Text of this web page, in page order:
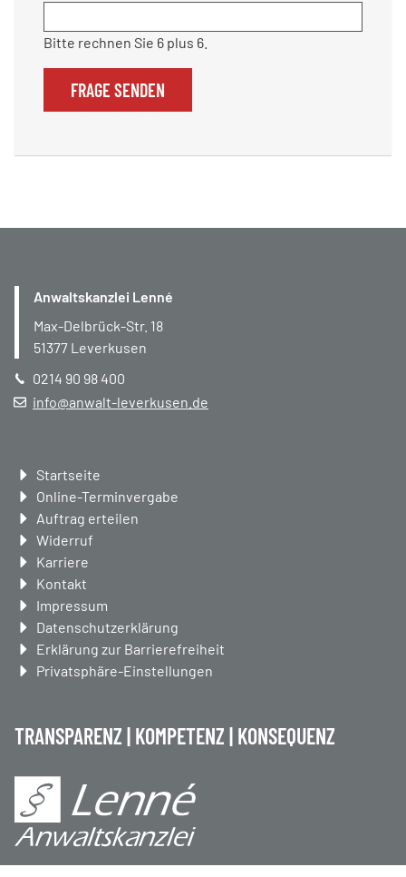
Bitte rechnen Sie 6 plus 6.
FRAGE SENDEN
Anwaltskanzlei Lenné
Max-Delbrück-Str. 18
51377 Leverkusen
0214 90 98 400
info@anwalt-leverkusen.de
Navigation
überspringen
Startseite
Online-Terminvergabe
Auftrag erteilen
Widerruf
Karriere
Kontakt
Impressum
Datenschutzerklärung
Erklärung zur Barrierefreiheit
Privatsphäre-Einstellungen
TRANSPARENZ | KOMPETENZ | KONSEQUENZ